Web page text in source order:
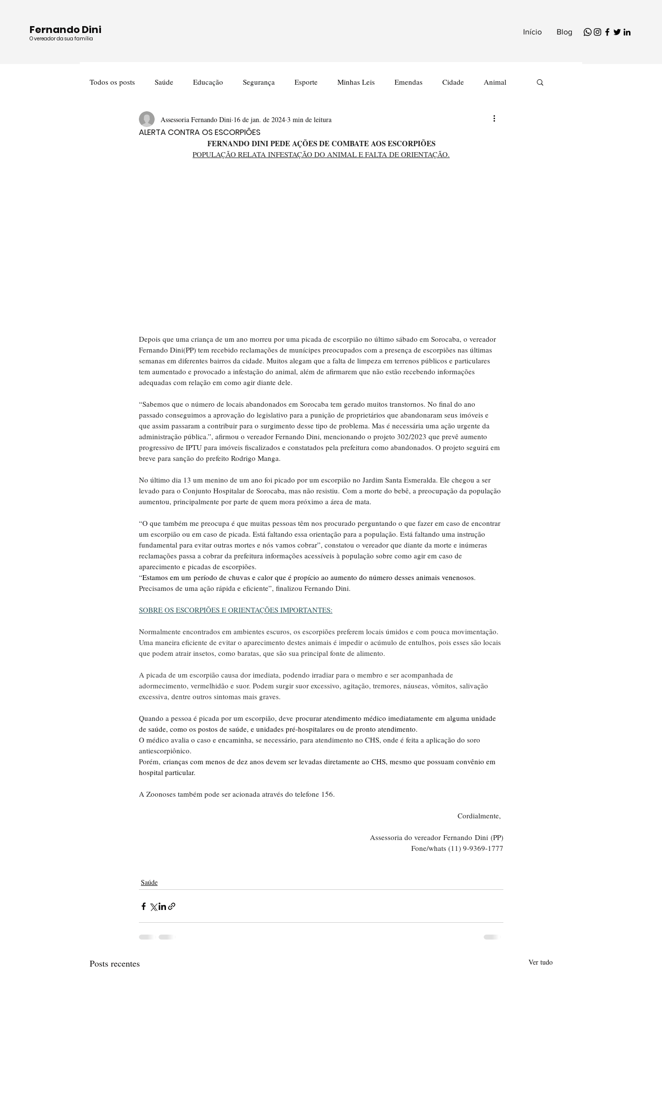
Fernando Dini
O vereador da sua família
Início Blog
Todos os posts Saúde Educação Segurança Esporte Minhas Leis Emendas Cidade Animal
Meio Ambiente
ALERTA CONTRA OS ESCORPIÕES
Assessoria Fernando Dini 16 de jan. de 2024 3 min de leitura
FERNANDO DINI PEDE AÇÕES DE COMBATE AOS ESCORPIÕES
POPULAÇÃO RELATA INFESTAÇÃO DO ANIMAL E FALTA DE ORIENTAÇÃO.
Depois que uma criança de um ano morreu por uma picada de escorpião no último sábado em Sorocaba, o vereador
Fernando Dini(PP) tem recebido reclamações de munícipes preocupados com a presença de escorpiões nas últimas
semanas em diferentes bairros da cidade. Muitos alegam que a falta de limpeza em terrenos públicos e particulares
tem aumentado e provocado a infestação do animal, além de afirmarem que não estão recebendo informações
adequadas com relação em como agir diante dele.
“Sabemos que o número de locais abandonados em Sorocaba tem gerado muitos transtornos. No final do ano
passado conseguimos a aprovação do legislativo para a punição de proprietários que abandonaram seus imóveis e
que assim passaram a contribuir para o surgimento desse tipo de problema. Mas é necessária uma ação urgente da
administração pública.”, afirmou o vereador Fernando Dini, mencionando o projeto 302/2023 que prevê aumento
progressivo de IPTU para imóveis fiscalizados e constatados pela prefeitura como abandonados. O projeto seguirá em
breve para sanção do prefeito Rodrigo Manga.
No último dia 13 um menino de um ano foi picado por um escorpião no Jardim Santa Esmeralda. Ele chegou a ser
levado para o Conjunto Hospitalar de Sorocaba, mas não resistiu. Com a morte do bebê, a preocupação da população
aumentou, principalmente por parte de quem mora próximo a área de mata.
“O que também me preocupa é que muitas pessoas têm nos procurado perguntando o que fazer em caso de encontrar
um escorpião ou em caso de picada. Está faltando essa orientação para a população. Está faltando uma instrução
fundamental para evitar outras mortes e nós vamos cobrar”, constatou o vereador que diante da morte e inúmeras
reclamações passa a cobrar da prefeitura informações acessíveis à população sobre como agir em caso de
aparecimento e picadas de escorpiões.
“Estamos em um período de chuvas e calor que é propício ao aumento do número desses animais venenosos.
Precisamos de uma ação rápida e eficiente”, finalizou Fernando Dini.
SOBRE OS ESCORPIÕES E ORIENTAÇÕES IMPORTANTES:
Normalmente encontrados em ambientes escuros, os escorpiões preferem locais úmidos e com pouca movimentação.
Uma maneira eficiente de evitar o aparecimento destes animais é impedir o acúmulo de entulhos, pois esses são locais
que podem atrair insetos, como baratas, que são sua principal fonte de alimento.
A picada de um escorpião causa dor imediata, podendo irradiar para o membro e ser acompanhada de
adormecimento, vermelhidão e suor. Podem surgir suor excessivo, agitação, tremores, náuseas, vômitos, salivação
excessiva, dentre outros sintomas mais graves.
Quando a pessoa é picada por um escorpião, deve procurar atendimento médico imediatamente em alguma unidade
de saúde, como os postos de saúde, e unidades pré-hospitalares ou de pronto atendimento.
O médico avalia o caso e encaminha, se necessário, para atendimento no CHS, onde é feita a aplicação do soro
antiescorpiônico.
Porém, crianças com menos de dez anos devem ser levadas diretamente ao CHS, mesmo que possuam convênio em
hospital particular.
A Zoonoses também pode ser acionada através do telefone 156.
Cordialmente,
Assessoria do vereador Fernando Dini (PP)
Fone/whats (11) 9-9369-1777
Saúde
Posts recentes Ver tudo